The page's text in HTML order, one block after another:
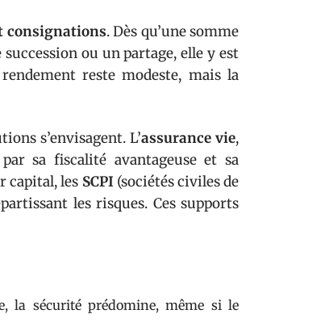
consignations. Dès qu’une somme
ou un partage, elle y est
reste modeste, mais la
s’envisagent. L’assurance vie,
sa fiscalité avantageuse et sa
capital, les SCPI(sociétés civiles de
les risques. Ces supports
sécurité prédomine, même si le